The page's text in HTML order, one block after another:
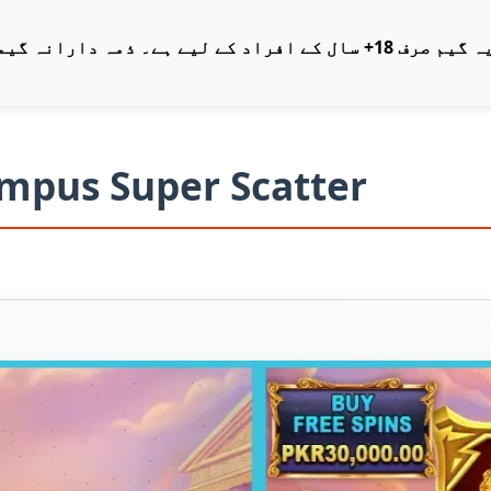
یہ گیم صرف 18+ سال کے افراد کے لیے ہے۔ ذمہ دارانہ گیمنگ کریں۔
Super Scatter
آن لائن کھیلیں